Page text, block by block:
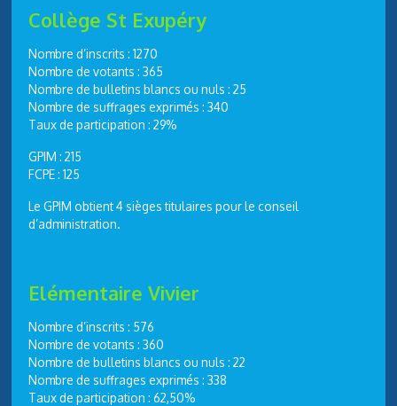
Collège St Exupéry
Nombre d’inscrits : 1270
Nombre de votants : 365
Nombre de bulletins blancs ou nuls : 25
Nombre de suffrages exprimés : 340
Taux de participation : 29%
GPIM : 215
FCPE : 125
Le GPIM obtient 4 sièges titulaires pour le conseil
d’administration.
Elémentaire Vivier
Nombre d’inscrits : 576
Nombre de votants : 360
Nombre de bulletins blancs ou nuls : 22
Nombre de suffrages exprimés : 338
Taux de participation : 62,50%